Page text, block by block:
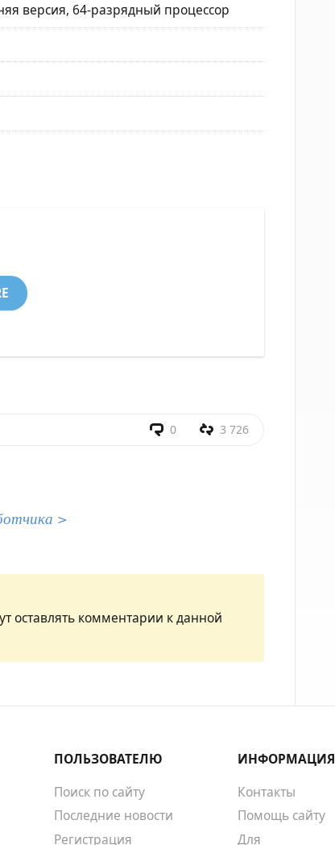
версия, 64-разрядный процессор
0 3 726
>
оставлять комментарии к данной
ПОЛЬЗОВАТЕЛЮ
Поиск по сайту
Последние новости
Регистрация
ИНФОРМАЦИЯ
Контакты
Помощь сайту
Для